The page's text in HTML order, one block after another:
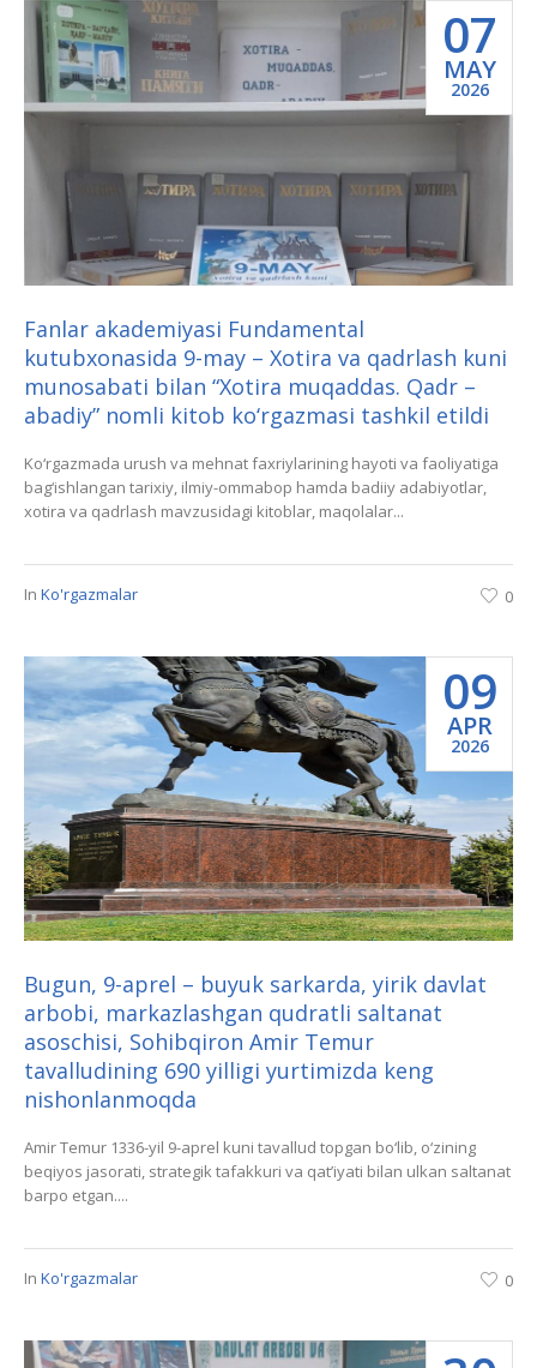
07
MAY
2026
Fanlar akademiyasi Fundamental
kutubxonasida 9-may – Xotira va qadrlash kuni
munosabati bilan “Xotira muqaddas. Qadr –
abadiy” nomli kitob ko‘rgazmasi tashkil etildi
Ko‘rgazmada urush va mehnat faxriylarining hayoti va faoliyatiga
bag‘ishlangan tarixiy, ilmiy-ommabop hamda badiiy adabiyotlar,
xotira va qadrlash mavzusidagi kitoblar, maqolalar...
In Ko'rgazmalar 0
09
APR
2026
Bugun, 9-aprel – buyuk sarkarda, yirik davlat
arbobi, markazlashgan qudratli saltanat
asoschisi, Sohibqiron Amir Temur
tavalludining 690 yilligi yurtimizda keng
nishonlanmoqda
Amir Temur 1336-yil 9-aprel kuni tavallud topgan bo‘lib, o‘zining
beqiyos jasorati, strategik tafakkuri va qat’iyati bilan ulkan saltanat
barpo etgan....
In Ko'rgazmalar 0